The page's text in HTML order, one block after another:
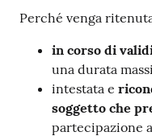
Perché venga
in corso di
una durata
intestata e
soggetto che
partecipazione